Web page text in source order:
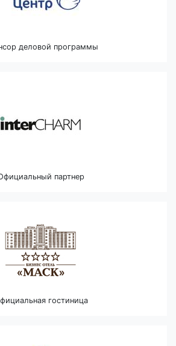
деловой программы
партнер
гостиница